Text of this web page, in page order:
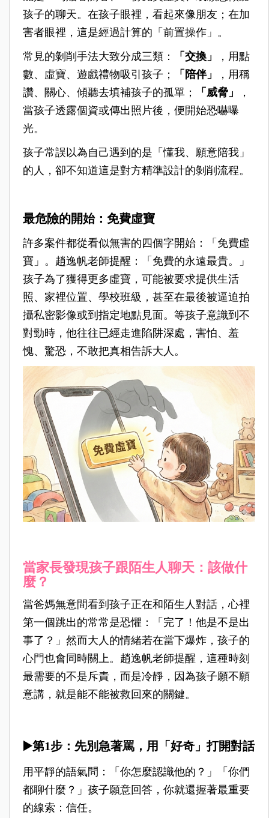
孩子的聊天。在孩子眼裡，看起來像朋友；在加
害者眼裡，這是經過計算的「前置操作」。
常見的剝削手法大致分成三類：
「交換」
，用點
數、虛寶、遊戲禮物吸引孩子；
「陪伴」
，用稱
讚、關心、傾聽去填補孩子的孤單；
「威脅」
，
當孩子透露個資或傳出照片後，便開始恐嚇曝
光。
孩子常誤以為自己遇到的是「懂我、願意陪我」
的人，卻不知道這是對方精準設計的剝削流程。
最危險的開始：免費虛寶
許多案件都從看似無害的四個字開始：「免費虛
寶」。趙逸帆老師提醒：「免費的永遠最貴。」
孩子為了獲得更多虛寶，可能被要求提供生活
照、家裡位置、學校班級，甚至在最後被逼迫拍
攝私密影像或到指定地點見面。 等孩子意識到不
對勁時，他往往已經走進陷阱深處，害怕、羞
愧、驚恐，不敢把真相告訴大人。
當家長發現孩子跟陌生人聊天：該做什
麼？
當爸媽無意間看到孩子正在和陌生人對話，心裡
第一個跳出的常常是恐懼：「完了！他是不是出
事了？」然而大人的情緒若在當下爆炸，孩子的
心門也會同時關上。趙逸帆老師提醒，這種時刻
最需要的不是斥責，而是冷靜，因為孩子願不願
意講，就是能不能被救回來的關鍵。
▶️第1步：先別急著罵，用「好奇」打開對話
用平靜的語氣問：「你怎麼認識他的？」「你們
都聊什麼？」孩子願意回答，你就還握著最重要
的線索：信任。